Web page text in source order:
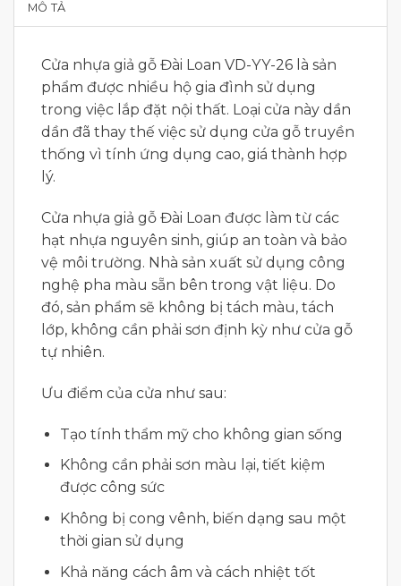
MÔ TẢ
Cửa nhựa giả gỗ Đài Loan VD-YY-26 là sản
phẩm được nhiều hộ gia đình sử dụng
trong việc lắp đặt nội thất. Loại cửa này dần
dần đã thay thế việc sử dụng cửa gỗ truyền
thống vì tính ứng dụng cao, giá thành hợp
lý.
Cửa nhựa giả gỗ Đài Loan được làm từ các
hạt nhựa nguyên sinh, giúp an toàn và bảo
vệ môi trường. Nhà sản xuất sử dụng công
nghệ pha màu sẵn bên trong vật liệu. Do
đó, sản phẩm sẽ không bị tách màu, tách
lớp, không cần phải sơn định kỳ như cửa gỗ
tự nhiên.
Ưu điểm của cửa như sau:
Tạo tính thẩm mỹ cho không gian sống
Không cần phải sơn màu lại, tiết kiệm
được công sức
Không bị cong vênh, biến dạng sau một
thời gian sử dụng
Khả năng cách âm và cách nhiệt tốt